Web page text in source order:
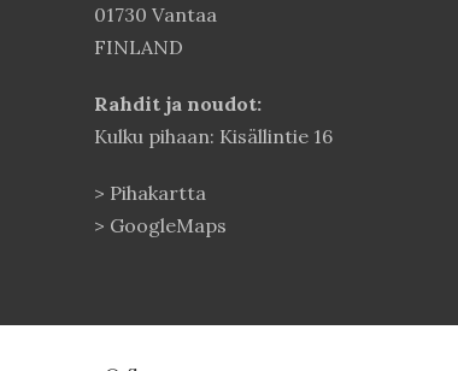
01730 Vantaa
FINLAND
Rahdit ja noudot:
Kulku pihaan: Kisällintie 16
> Pihakartta
> GoogleMaps